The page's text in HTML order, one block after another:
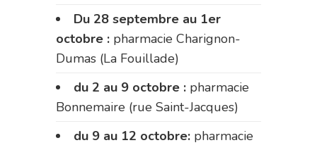
Du 28 septembre au 1er
octobre : pharmacie Charignon-
Dumas (La Fouillade)
du 2 au 9 octobre : pharmacie
Bonnemaire (rue Saint-Jacques)
du 9 au 12 octobre: pharmacie